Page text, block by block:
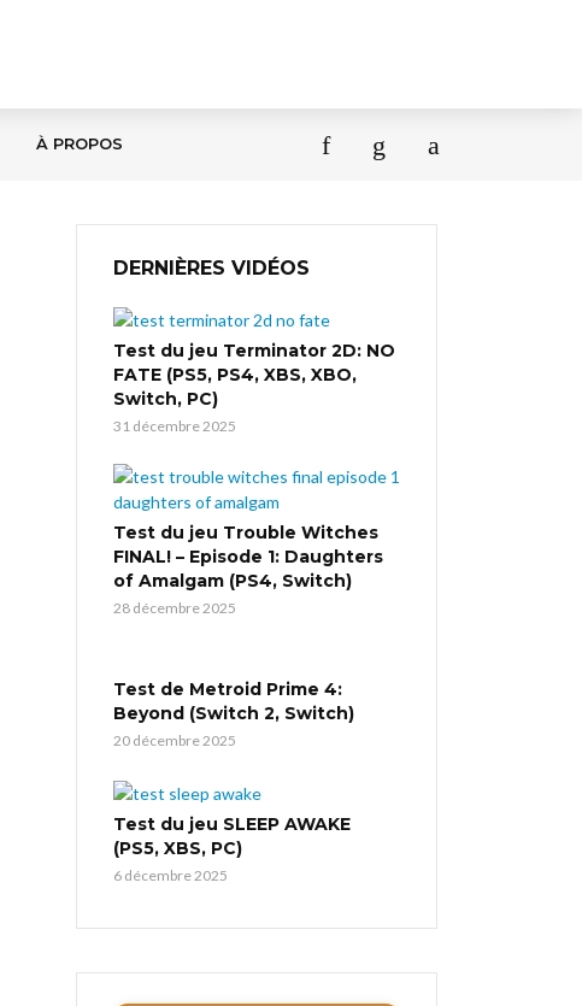
À PROPOS
DERNIÈRES VIDÉOS
Test du jeu Terminator 2D: NO
FATE (PS5, PS4, XBS, XBO,
Switch, PC)
31 décembre 2025
Test du jeu Trouble Witches
FINAL! – Episode 1: Daughters
of Amalgam (PS4, Switch)
28 décembre 2025
Test de Metroid Prime 4:
Beyond (Switch 2, Switch)
20 décembre 2025
Test du jeu SLEEP AWAKE
(PS5, XBS, PC)
6 décembre 2025